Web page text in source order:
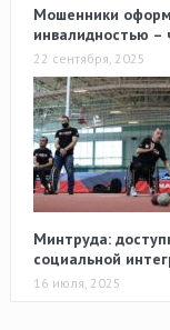
Мошенники
инвалидностью –
22 сентября, 2025
Минтруда:
социальной
16 июля, 2025